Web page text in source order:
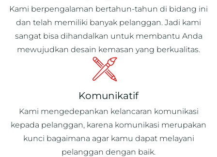
Kami berpengalaman bertahun-tahun di bidang ini
dan telah memiliki banyak pelanggan. Jadi kami
sangat bisa dihandalkan untuk membantu Anda
mewujudkan desain kemasan yang berkualitas.
Komunikatif
Kami mengedepankan kelancaran komunikasi
kepada pelanggan, karena komunikasi merupakan
kunci bagaimana agar kamu dapat melayani
pelanggan dengan baik.